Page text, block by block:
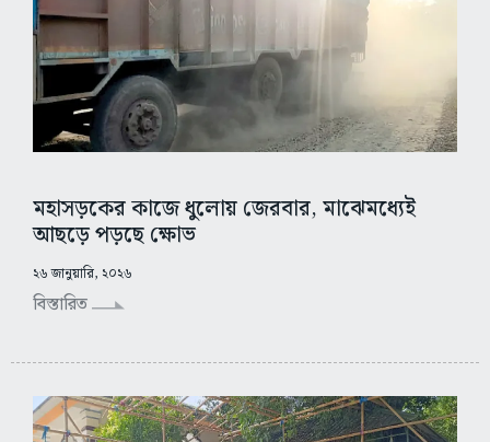
মহাসড়কের কাজে ধুলোয় জেরবার, মাঝেমধ্যেই
আছড়ে পড়ছে ক্ষোভ
২৬ জানুয়ারি, ২০২৬
বিস্তারিত